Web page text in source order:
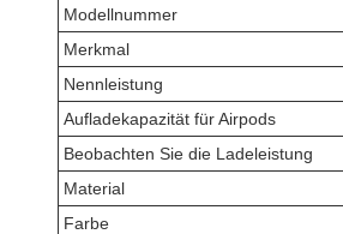
Modellnummer
Merkmal
Nennleistung
Aufladekapazität für Airpods
Beobachten Sie die Ladeleistung
Material
Farbe